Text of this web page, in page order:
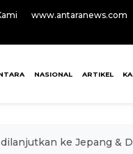
www.antaranews.com
NASIONAL ARTIKEL
ke Jepang &